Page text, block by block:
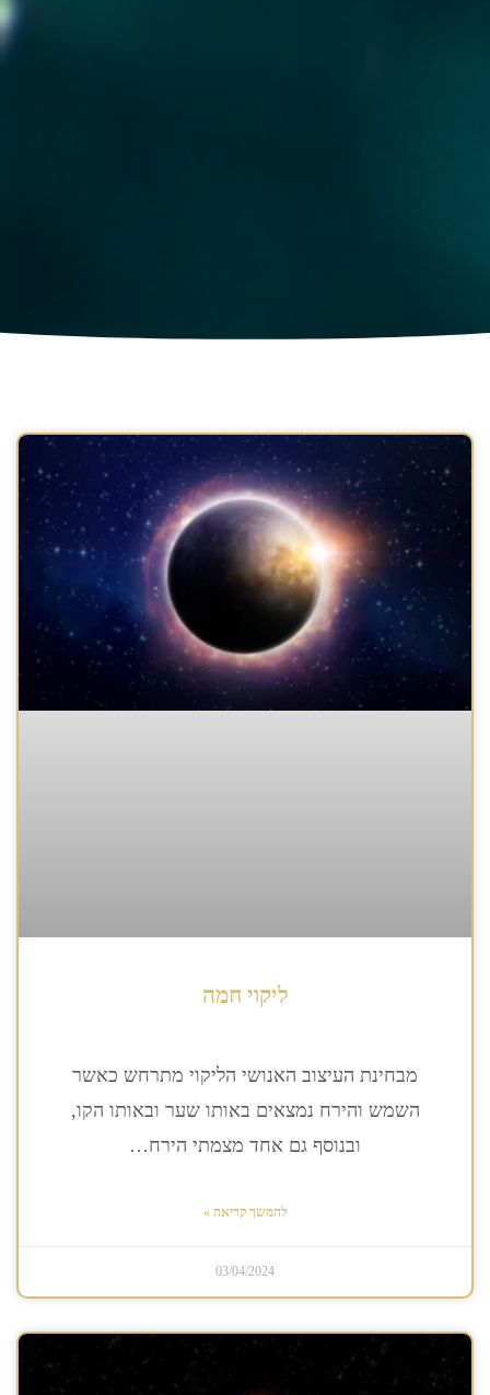
ליקוי חמה
מבחינת העיצוב האנושי הליקוי מתרחש כאשר
השמש והירח נמצאים באותו שער ובאותו הקו,
ובנוסף גם אחד מצמתי הירח…
להמשך קריאה »
03/04/2024